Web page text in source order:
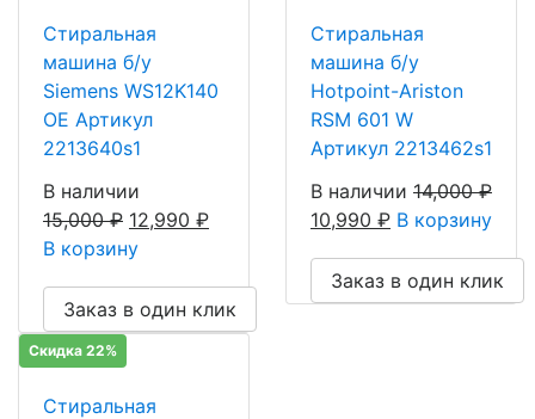
Стиральная
машина б/у
Siemens WS12K140
OE Артикул
2213640s1
В наличии
15,000₽ 12,990 ₽
В корзину
Заказ в один клик
Стиральная
машина б/у
Hotpoint-Ariston
RSM 601 W
Артикул 2213462s1
В наличии 14,000₽
10,990 ₽ В корзину
Заказ в один клик
Скидка 22%
Стиральная